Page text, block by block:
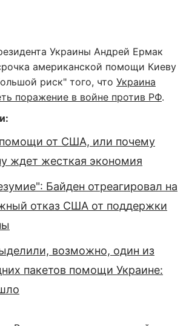
Украины Андрей Ермак
американской помощи Киеву
риск" того, что Украина
поражение в войне против РФ.
от США, или почему
ждет жесткая экономия
Байден отреагировал на
отказ США от поддержки
возможно, один из
пакетов помощи Украине: